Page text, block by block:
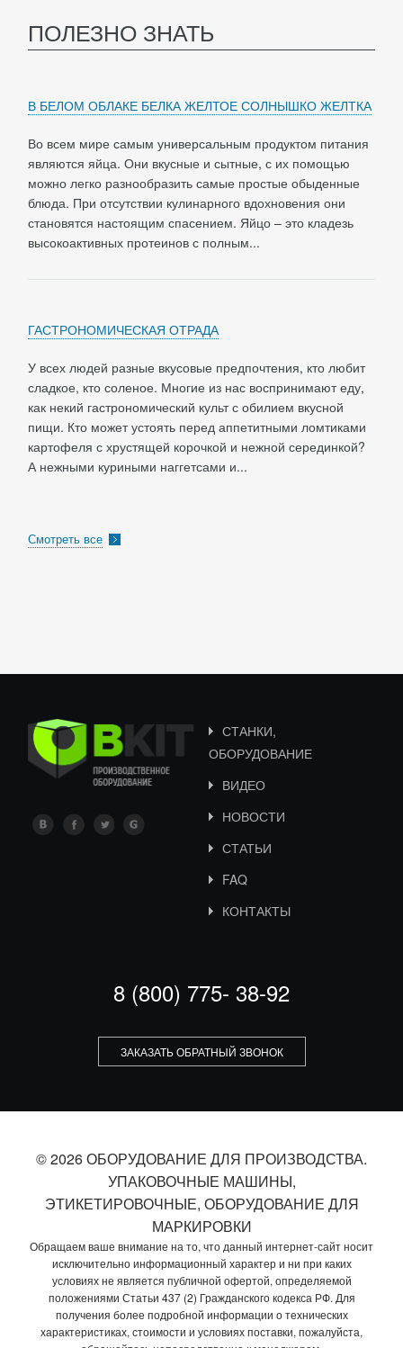
ПОЛЕЗНО ЗНАТЬ
В БЕЛОМ ОБЛАКЕ БЕЛКА ЖЕЛТОЕ СОЛНЫШКО ЖЕЛТКА
Во всем мире самым универсальным продуктом питания
являются яйца. Они вкусные и сытные, с их помощью
можно легко разнообразить самые простые обыденные
блюда. При отсутствии кулинарного вдохновения они
становятся настоящим спасением. Яйцо – это кладезь
высокоактивных протеинов с полным...
ГАСТРОНОМИЧЕСКАЯ ОТРАДА
У всех людей разные вкусовые предпочтения, кто любит
сладкое, кто соленое. Многие из нас воспринимают еду,
как некий гастрономический культ с обилием вкусной
пищи. Кто может устоять перед аппетитными ломтиками
картофеля с хрустящей корочкой и нежной серединкой?
А нежными куриными наггетсами и...
Смотреть все
СТАНКИ,
ОБОРУДОВАНИЕ
ВИДЕО
НОВОСТИ
СТАТЬИ
FAQ
КОНТАКТЫ
8 (800) 775- 38-92
ЗАКАЗАТЬ ОБРАТНЫЙ ЗВОНОК
© 2026 ОБОРУДОВАНИЕ ДЛЯ ПРОИЗВОДСТВА.
УПАКОВОЧНЫЕ МАШИНЫ,
ЭТИКЕТИРОВОЧНЫЕ, ОБОРУДОВАНИЕ ДЛЯ
МАРКИРОВКИ
Обращаем ваше внимание на то, что данный интернет-сайт носит
исключительно информационный характер и ни при каких
условиях не является публичной офертой, определяемой
положениями Статьи 437 (2) Гражданского кодекса РФ. Для
получения более подробной информации о технических
характеристиках, стоимости и условиях поставки, пожалуйста,